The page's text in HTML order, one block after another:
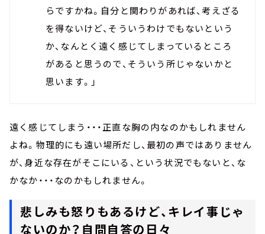
らですかね。自分と関わりがあれば、考えざる
を得ないけど、そういうわけでもないという
か、なんとく遠く感じてしまっているところ
があると思うので、そういう所じゃないかと
思います。」
遠く感じてしまう・・・正直な胸の内なのかもしれません
よね。物理的にも遠い場所だし、最初の声ではありません
が、身近な存在がそこにいる、という状況でもないと、な
かなか・・・なのかもしれません。
悲しみも怒りもあるけど、キレイ事じゃ
ないのか？自問自答の日々